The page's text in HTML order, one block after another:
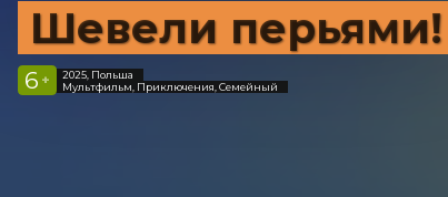
Шевели перьями!
6 +
2025, Польша
Мультфильм, Приключения, Семейный